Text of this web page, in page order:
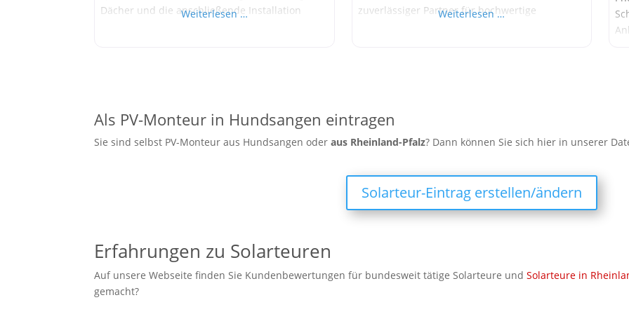
Dächer und die anschließende Installation
Besonders für Industrie-
Weiterlesen …
zuverlässiger Partner für hochwertige
Weiterlesen …
Als PV-Monteur in Hundsangen eintragen
Sie sind selbst PV-Monteur aus Hundsangen oderaus Rheinland-Pfalz? Dann können Sie sich hier in unserer
Solarteur-Eintrag erstellen/ändern
Erfahrungen zu Solarteuren
Auf unsere Webseite finden Sie Kundenbewertungen für bundesweit tätige Solarteure undSolarteure in
gemacht?